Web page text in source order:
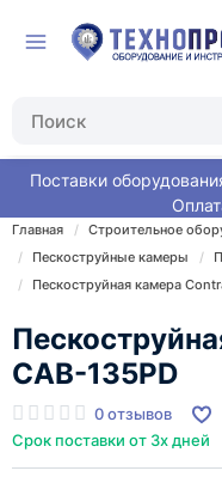
Поставки
Главная Строительное
Пескоструйные камеры
Пескоструйная камера
CAB-135PD
0 отзывов
Срок поставки от 3х дней